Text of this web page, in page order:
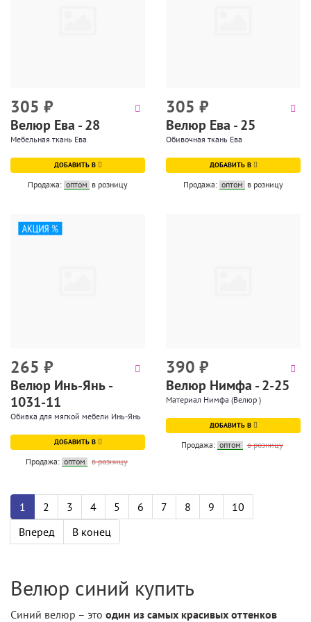
305 ₽
Велюр Ева - 28
Мебельная ткань Ева
ДОБАВИТЬ В
Продажа: оптом в розницу
305 ₽
Велюр Ева - 25
Обивочная ткань Ева
ДОБАВИТЬ В
Продажа: оптом в розницу
265 ₽
Велюр Инь-Янь -
1031-11
Обивка для мягкой мебели Инь-Янь
ДОБАВИТЬ В
Продажа: оптом в розницу
390 ₽
Велюр Нимфа - 2-25
Материал Нимфа (Велюр )
ДОБАВИТЬ В
Продажа: оптом в розницу
1 2 3 4 5 6 7 8 9
10
Вперед
В конец
Велюр синий купить
Синий велюр – это один из самых красивых оттенков